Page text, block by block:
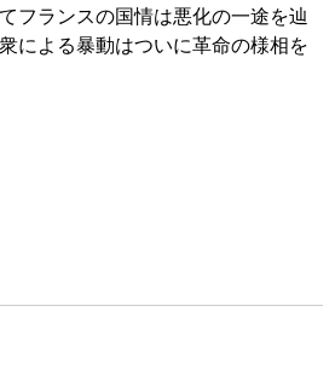
フランスの国情は悪化の一途を辿
による暴動はついに革命の様相を